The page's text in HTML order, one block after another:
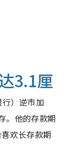
3.1厘
）逆市加
。他的存款期
欢长存款期